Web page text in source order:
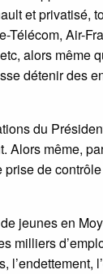
et privatisé,
Télécom, Air-
alors même
détenir des
du
Alors même,
de
jeunes en
milliers